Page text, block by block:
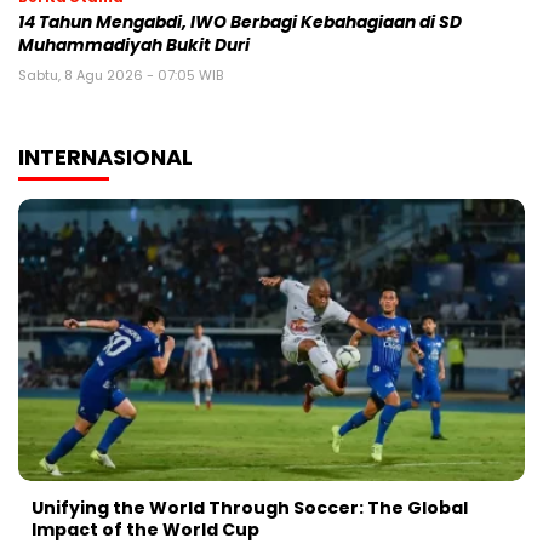
14 Tahun Mengabdi, IWO Berbagi Kebahagiaan di SD
Muhammadiyah Bukit Duri
Sabtu, 8 Agu 2026 - 07:05 WIB
INTERNASIONAL
Unifying the World Through Soccer: The Global
Impact of the World Cup